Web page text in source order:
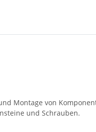
Montage von
und Schrauben.